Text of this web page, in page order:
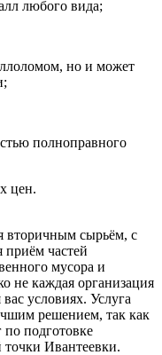
любого вида;
но и может
полноправного
цен.
вторичным сырьём, с
приём частей
мусора и
не каждая организация
условиях. Услуга
решением, так как
по подготовке
Ивантеевки.